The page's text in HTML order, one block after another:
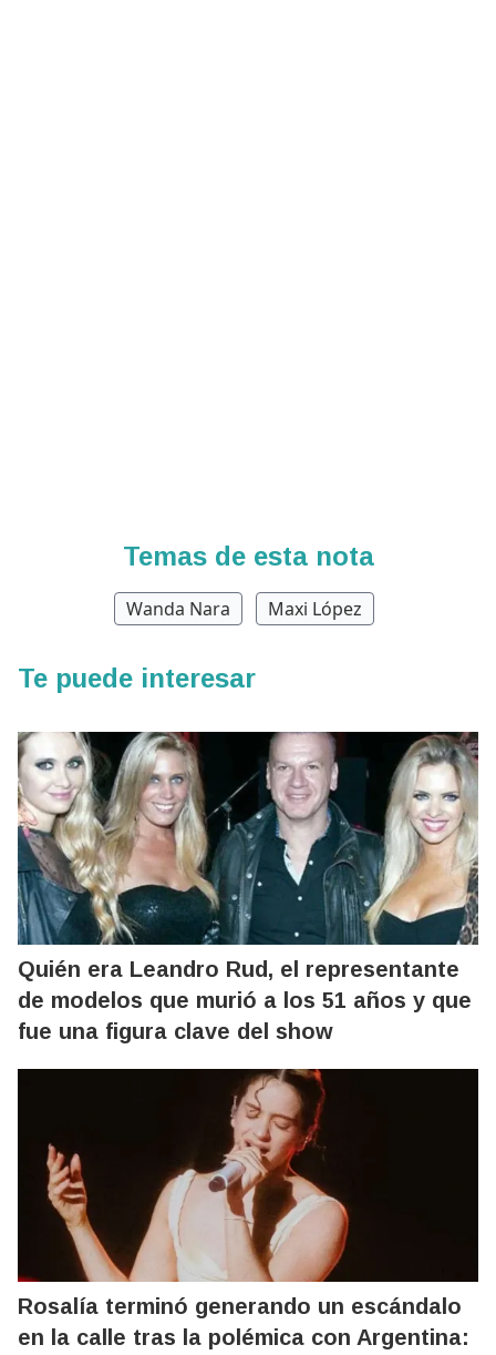
Temas de esta nota
Wanda Nara Maxi López
Te puede interesar
Quién era Leandro Rud, el representante
de modelos que murió a los 51 años y que
fue una figura clave del show
Rosalía terminó generando un escándalo
en la calle tras la polémica con Argentina: